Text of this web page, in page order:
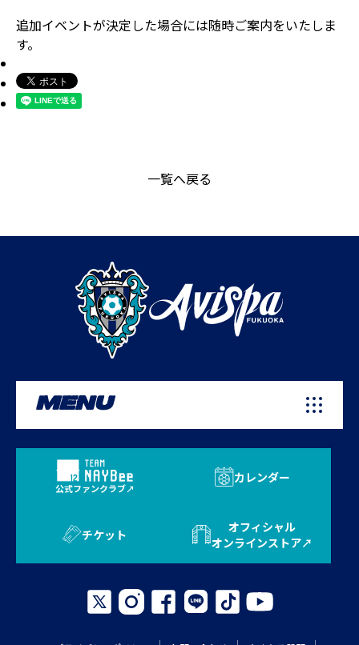
追加イベントが決定した場合には随時ご案内をいたしま
す。
一覧へ戻る
MENU
公式ファンクラブ
カレンダー
チケット
オフィシャル
オンラインストア